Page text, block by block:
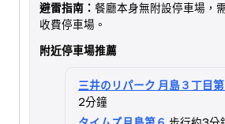
避雷指南： 餐廳本身無附設停車場，
收費停車場。
附近停車場推薦
三井のリパーク 月島３丁目
2分鐘